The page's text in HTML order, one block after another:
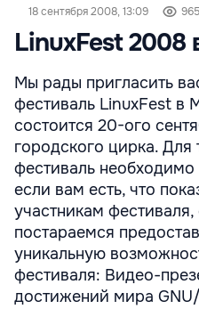
18 сентября 2008, 13:09 965
LinuxFest 2008
Мы рады пригласить
фестиваль LinuxFest в
состоится 20-ого
городского цирка. Для
фестиваль
если вам есть, что
участникам
постараемся
уникальную
фестиваля: Видео-
достижений мира